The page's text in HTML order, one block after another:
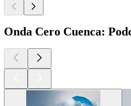
Onda Cero Cuenca: